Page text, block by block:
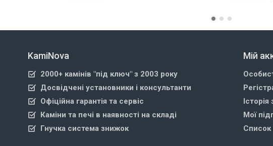
KamiNova
2000+ камінів "під ключ" з 2003 року
Досвідчені установники і консультанти
Офіційна гарантія та сервіс
Каміни та печі в наявності на складі
Гнучка система знижок
Мій
Мої
Список